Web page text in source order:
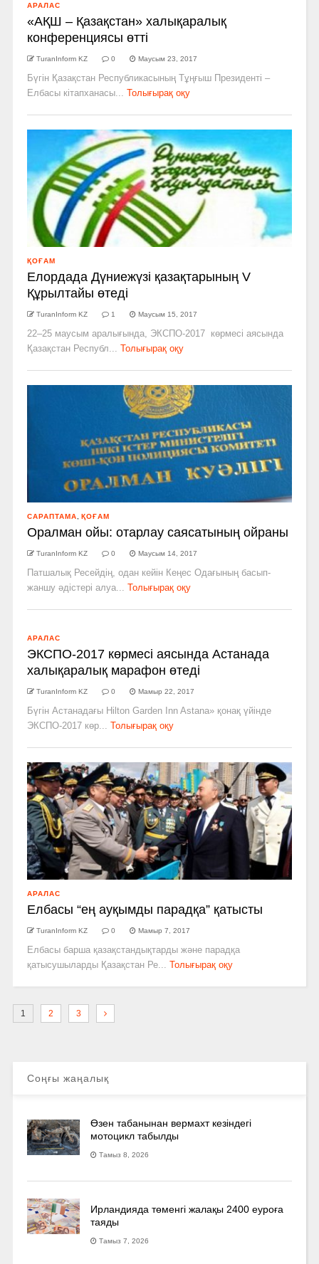
АРАЛАС
«АҚШ – Қазақстан» халықаралық
конференциясы өтті
TuranInform KZ 0 Маусым 23, 2017
Бүгін Қазақстан Республикасының Тұңғыш Президенті –
Елбасы кітапханасы...
Толығырақ оқу
ҚОҒАМ
Елордада Дүниежүзі қазақтарының V
Құрылтайы өтеді
TuranInform KZ 1 Маусым 15, 2017
22–25 маусым аралығында, ЭКСПО-2017 көрмесі аясында
Қазақстан Республ...
Толығырақ оқу
САРАПТАМА ҚОҒАМ
Оралман ойы: отарлау саясатының ойраны
TuranInform KZ 0 Маусым 14, 2017
Патшалық Ресейдің, одан кейін Кеңес Одағының басып-
жаншу әдістері алуа...
Толығырақ оқу
АРАЛАС
ЭКСПО-2017 көрмесі аясында Астанада
халықаралық марафон өтеді
TuranInform KZ 0 Мамыр 22, 2017
Бүгін Астанадағы Hilton Garden Inn Astana» қонақ үйінде
ЭКСПО-2017 көр...
Толығырақ оқу
АРАЛАС
Елбасы “ең ауқымды парадқа” қатысты
TuranInform KZ 0 Мамыр 7, 2017
Елбасы барша қазақстандықтарды және парадқа
қатысушыларды Қазақстан Ре...
Толығырақ оқу
1 2 3
Соңғы жаңалық
Өзен табанынан вермахт кезіндегі
мотоцикл табылды
Тамыз 8, 2026
Ирландияда төменгі жалақы 2400 еуроға
таяды
Тамыз 7, 2026